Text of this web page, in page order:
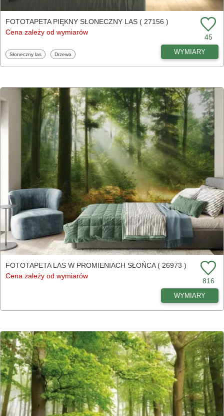
FOTOTAPETA PIĘKNY SŁONECZNY LAS ( 27156 )
Cena zależy od wymiarów
45
Fototapety
Słoneczny las Fototapety
Drzewa WYMIARY
FOTOTAPETA LAS W PROMIENIACH SŁOŃCA ( 26973 )
Cena zależy od wymiarów
816
WYMIARY